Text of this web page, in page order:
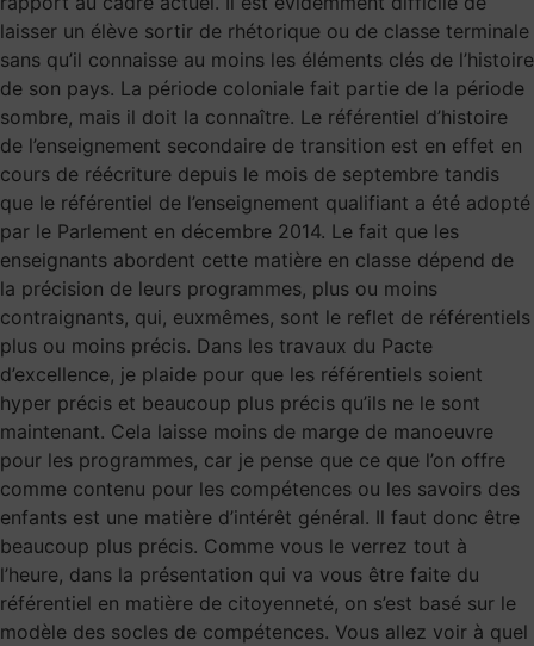
laisser un élève sortir de rhétorique ou de classe terminale
sans qu’il connaisse au moins les éléments clés de l’histoire
de son pays. La période coloniale fait partie de la période
sombre, mais il doit la connaître. Le référentiel d’histoire
de l’enseignement secondaire de transition est en effet en
cours de réécriture depuis le mois de septembre tandis
que le référentiel de l’enseignement qualifiant a été adopté
par le Parlement en décembre 2014. Le fait que les
enseignants abordent cette matière en classe dépend de
la précision de leurs programmes, plus ou moins
contraignants, qui, euxmêmes, sont le reflet de référentiels
plus ou moins précis. Dans les travaux du Pacte
d’excellence, je plaide pour que les référentiels soient
hyper précis et beaucoup plus précis qu’ils ne le sont
maintenant. Cela laisse moins de marge de manoeuvre
pour les programmes, car je pense que ce que l’on offre
comme contenu pour les compétences ou les savoirs des
enfants est une matière d’intérêt général. Il faut donc être
beaucoup plus précis. Comme vous le verrez tout à
l’heure, dans la présentation qui va vous être faite du
référentiel en matière de citoyenneté, on s’est basé sur le
modèle des socles de compétences. Vous allez voir à quel